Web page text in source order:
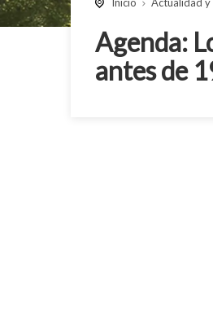
Agenda:
antes de